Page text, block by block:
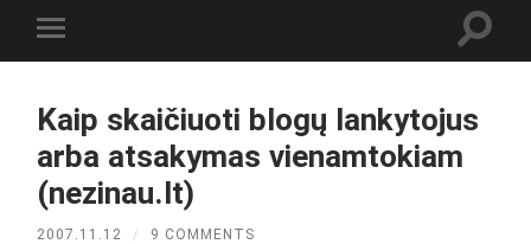
Toggle
mobile
Kaip skaičiuoti blogų lankytojus
arba atsakymas vienamtokiam
(nezinau.lt)
2007.11.12 / 9 COMMENTS